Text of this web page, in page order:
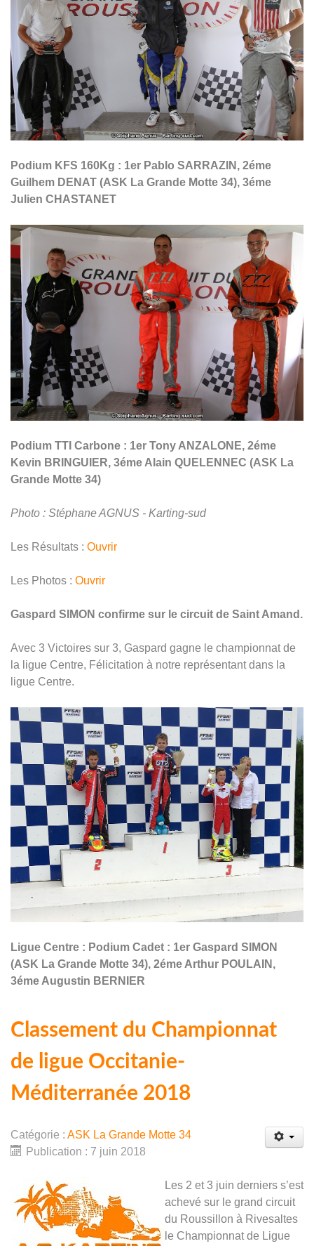
Podium KFS 160Kg : 1er Pablo SARRAZIN, 2éme
Guilhem DENAT (ASK La Grande Motte 34), 3éme
Julien CHASTANET
Podium TTI Carbone : 1er Tony ANZALONE, 2éme
Kevin BRINGUIER, 3éme Alain QUELENNEC (ASK La
Grande Motte 34)
Photo : Stéphane AGNUS - Karting-sud
Les Résultats : Ouvrir
Les Photos : Ouvrir
Gaspard SIMON confirme sur le circuit de Saint Amand.
Avec 3 Victoires sur 3, Gaspard gagne le championnat de
la ligue Centre, Félicitation à notre représentant dans la
ligue Centre.
Ligue Centre : Podium Cadet : 1er Gaspard SIMON
(ASK La Grande Motte 34), 2éme Arthur POULAIN,
3éme Augustin BERNIER
Classement du Championnat
de ligue Occitanie-
Méditerranée 2018
Catégorie : ASK La Grande Motte 34
Publication : 7 juin 2018
Les 2 et 3 juin derniers s’est
achevé sur le grand circuit
du Roussillon à Rivesaltes
le Championnat de Ligue